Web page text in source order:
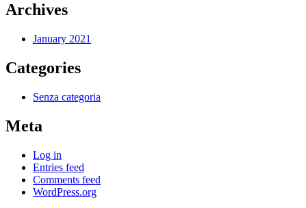
Archives
January 2021
Categories
Senza categoria
Meta
Log in
Entries feed
Comments feed
WordPress.org